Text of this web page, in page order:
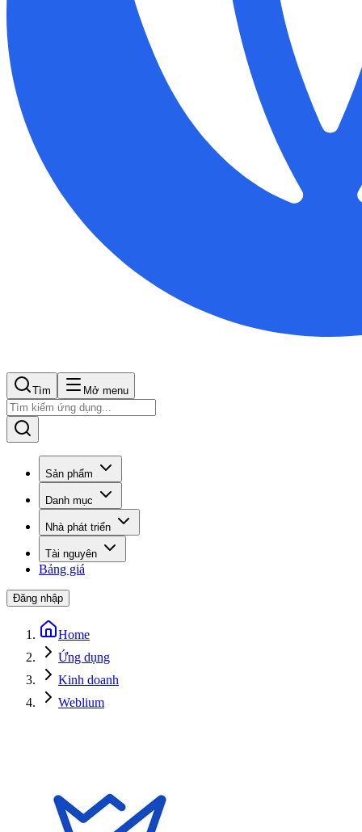
Tìm Mở menu
Sản phẩm
Danh mục
Nhà phát triển
Tài nguyên
Bảng giá
Đăng nhập
Home
Ứng dụng
Kinh doanh
Weblium